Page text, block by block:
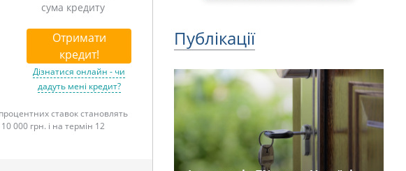
сума кредиту
Отримати
кредит!
Дізнатися онлайн - чи
дадуть мені кредит?
ставок становлять
000 грн. і на термін 12
Публікації